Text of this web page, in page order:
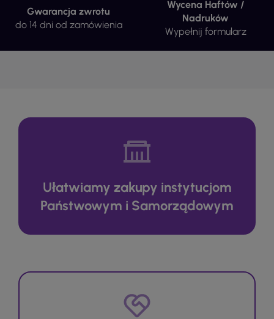
Gwarancja zwrotu
do 14 dni od zamówienia
Wycena Haftów /
Nadruków
Wypełnij formularz
Ułatwiamy zakupy instytucjom
Państwowym i Samorządowym